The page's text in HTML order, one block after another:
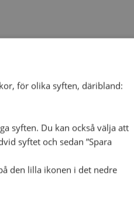
för olika syften, däribland:
syften. Du kan också välja att
syftet och sedan ”Spara
den lilla ikonen i det nedre